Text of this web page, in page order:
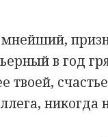
в год
твоей,
никогда